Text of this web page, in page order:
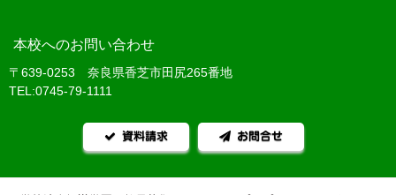
本校へのお問い合わせ
〒639-0253 奈良県香芝市田尻265番地
TEL:0745-79-1111
資料請求 お問合せ